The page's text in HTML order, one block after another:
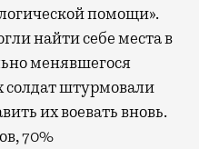
помощи».
найти себе места в
менявшегося
штурмовали
их воевать вновь.
70%